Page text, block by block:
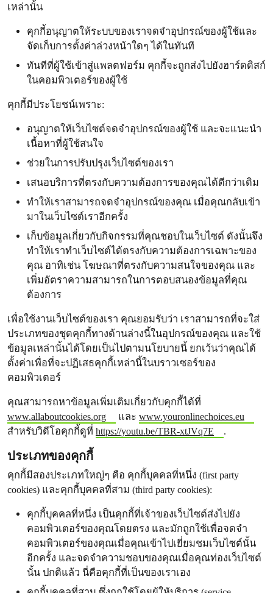
เหล่านั้น
คุกกี้อนุญาตให้ระบบของเราจดจำอุปกรณ์ของผู้ใช้และ
จัดเก็บการตั้งค่าล่วงหน้าใดๆ ได้ในทันที
ทันทีที่ผู้ใช้เข้าสู่แพลตฟอร์ม คุกกี้จะถูกส่งไปยังฮาร์ดดิสก์
ในคอมพิวเตอร์ของผู้ใช้
คุกกี้มีประโยชน์เพราะ:
อนุญาตให้เว็บไซต์จดจำอุปกรณ์ของผู้ใช้ และจะแนะนำ
เนื้อหาที่ผู้ใช้สนใจ
ช่วยในการปรับปรุงเว็บไซต์ของเรา
เสนอบริการที่ตรงกับความต้องการของคุณได้ดีกว่าเดิม
ทำให้เราสามารถจดจำอุปกรณ์ของคุณ เมื่อคุณกลับเข้า
มาในเว็บไซต์เราอีกครั้ง
เก็บข้อมูลเกี่ยวกับกิจกรรมที่คุณชอบในเว็บไซต์ ดังนั้นจึง
ทำให้เราทำเว็บไซต์ได้ตรงกับความต้องการเฉพาะของ
คุณ อาทิเช่น โฆษณาที่ตรงกับความสนใจของคุณ และ
เพิ่มอัตราความสามารถในการตอบสนองข้อมูลที่คุณ
ต้องการ
เพื่อใช้งานเว็บไซต์ของเรา คุณยอมรับว่า เราสามารถที่จะใส่
ประเภทของชุดคุกกี้ทางด้านล่างนี้ในอุปกรณ์ของคุณ และใช้
ข้อมูลเหล่านั้นได้โดยเป็นไปตามนโยบายนี้ ยกเว้นว่าคุณได้
ตั้งค่าเพื่อที่จะปฏิเสธคุกกี้เหล่านี้ในบราวเซอร์ของ
คอมพิวเตอร์
คุณสามารถหาข้อมูลเพิ่มเติมเกี่ยวกับคุกกี้ได้ที่
www.allaboutcookies.org
และ www.youronlinechoices.eu
สำหรับวิดีโอคุกกี้ดูที่ https://youtu.be/TBR-xtJVq7E .
ประเภทของคุกกี้
คุกกี้มีสองประเภทใหญ่ๆ คือ คุกกี้บุคคลที่หนึ่ง (first party
cookies) และคุกกี้บุคคลที่สาม (third party cookies):
คุกกี้บุคคลที่หนึ่ง เป็นคุกกี้ที่เจ้าของเว็บไซต์ส่งไปยัง
คอมพิวเตอร์ของคุณโดยตรง และมักถูกใช้เพื่อจดจำ
คอมพิวเตอร์ของคุณเมื่อคุณเข้าไปเยี่ยมชมเว็บไซต์นั้น
อีกครั้ง และจดจำความชอบของคุณเมื่อคุณท่องเว็บไซต์
นั้น ปกติแล้ว นี่คือคุกกี้ที่เป็นของเราเอง